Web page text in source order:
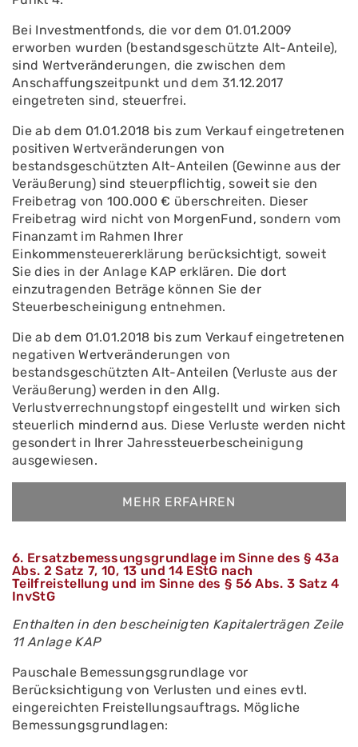
Bei Investmentfonds, die vor dem 01.01.2009
erworben wurden (bestandsgeschützte Alt-Anteile),
sind Wertveränderungen, die zwischen dem
Anschaffungszeitpunkt und dem 31.12.2017
eingetreten sind, steuerfrei.
Die ab dem 01.01.2018 bis zum Verkauf eingetretenen
positiven Wertveränderungen von
bestandsgeschützten Alt-Anteilen (Gewinne aus der
Veräußerung) sind steuerpflichtig, soweit sie den
Freibetrag von 100.000 € überschreiten. Dieser
Freibetrag wird nicht von MorgenFund, sondern vom
Finanzamt im Rahmen Ihrer
Einkommensteuererklärung berücksichtigt, soweit
Sie dies in der Anlage KAP erklären. Die dort
einzutragenden Beträge können Sie der
Steuerbescheinigung entnehmen.
Die ab dem 01.01.2018 bis zum Verkauf eingetretenen
negativen Wertveränderungen von
bestandsgeschützten Alt-Anteilen (Verluste aus der
Veräußerung) werden in den Allg.
Verlustverrechnungstopf eingestellt und wirken sich
steuerlich mindernd aus. Diese Verluste werden nicht
gesondert in Ihrer Jahressteuerbescheinigung
ausgewiesen.
MEHR ERFAHREN
6. Ersatzbemessungsgrundlage im Sinne des § 43a
Abs. 2 Satz 7, 10, 13 und 14 EStG nach
Teilfreistellung und im Sinne des § 56 Abs. 3 Satz 4
InvStG
Enthalten in den bescheinigten Kapitalerträgen Zeile
11 Anlage KAP
Pauschale Bemessungsgrundlage vor
Berücksichtigung von Verlusten und eines evtl.
eingereichten Freistellungsauftrags. Mögliche
Bemessungsgrundlagen: